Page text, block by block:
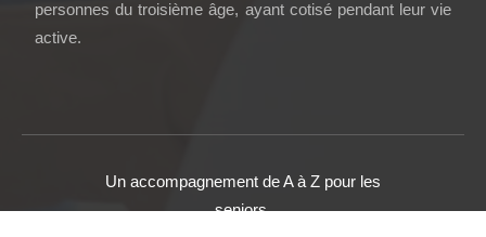
personnes du troisième âge, ayant cotisé pendant leur vie
active.
Un accompagnement de A à Z pour les
seniors.